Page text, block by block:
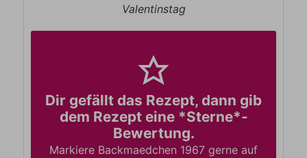
Valentinstag
Dir gefällt das Rezept, dann gib
dem Rezept eine *Sterne*-
Bewertung.
Markiere Backmaedchen 1967 gerne auf